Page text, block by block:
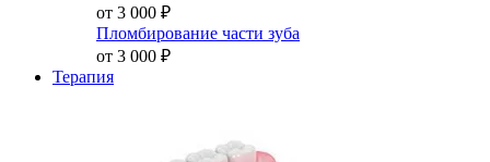
от 3 000 ₽
Пломбирование части зуба
от 3 000 ₽
Терапия